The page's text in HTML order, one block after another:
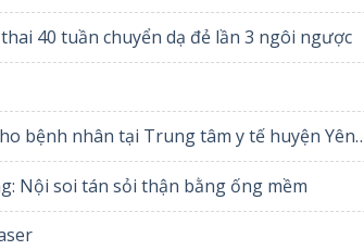
công cho sản phụ thai 40 tuần chuyển dạ đẻ lần 3 ngôi ngược
bệnh nhân tại Trung tâm y tế huyện Yên
Nội soi tán sỏi thận bằng ống mềm